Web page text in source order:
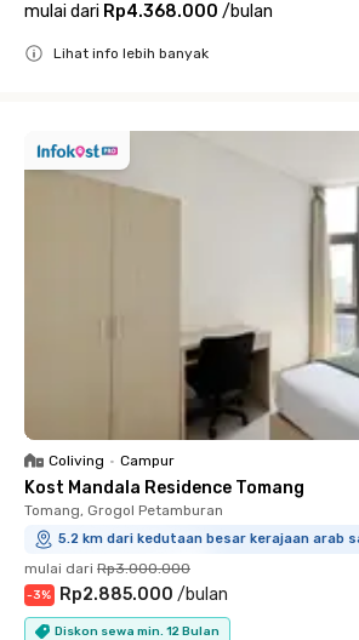
mulai dari Rp4.368.000 /bulan
Lihat info lebih banyak
Coliving • Campur
Kost Mandala Residence Tomang
Tomang, Grogol Petamburan
5.2 km dari kedutaan besar kerajaan arab
mulai dari Rp3.000.000
-3% Rp2.885.000 /bulan
Diskon sewa min. 12 Bulan